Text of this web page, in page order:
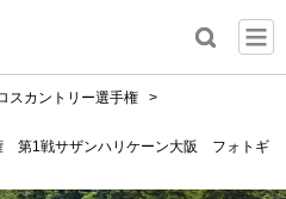
スカントリー選手権
>
第1戦サザンハリケーン大阪 フォトギ